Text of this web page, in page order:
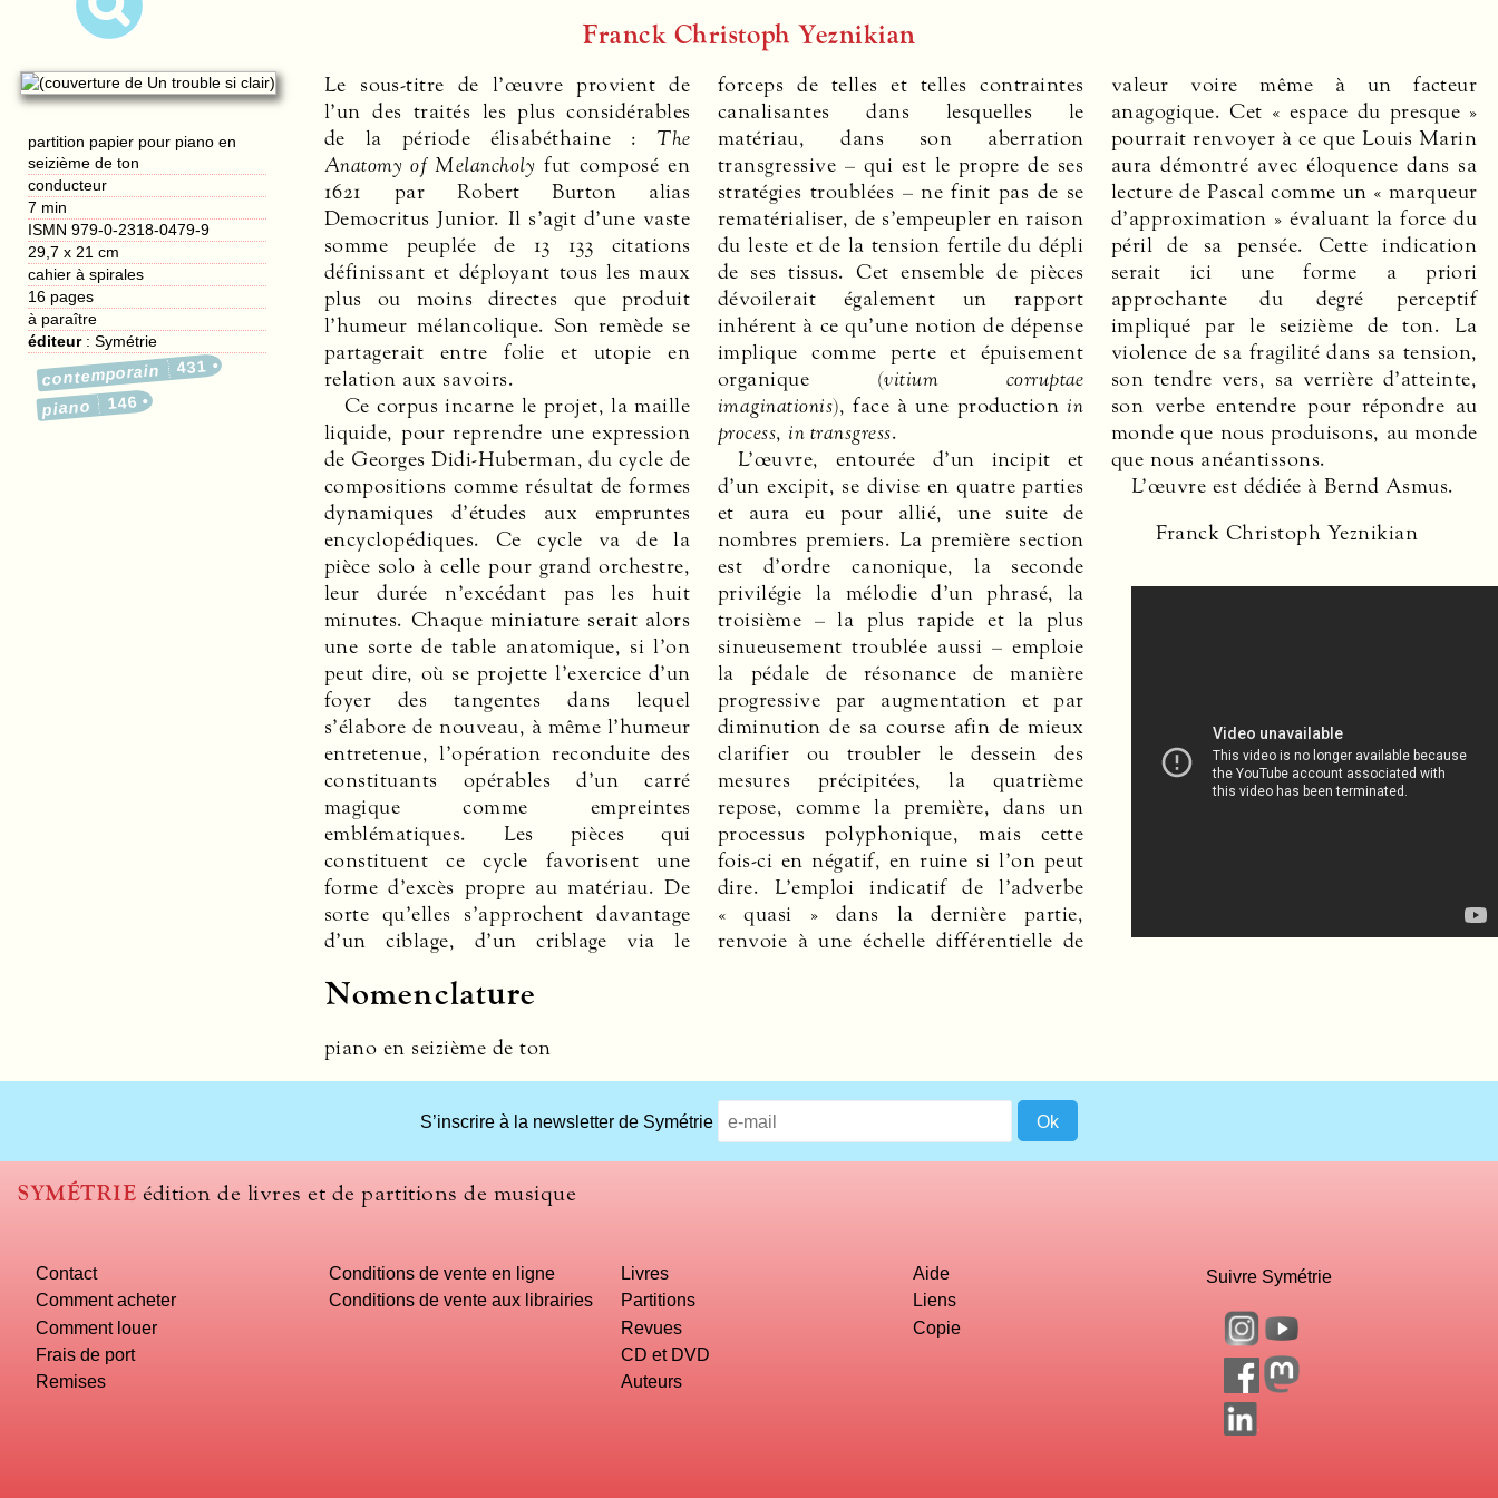
Franck Christoph Yeznikian
partition papier pour piano en
seizième de ton
conducteur
7 min
ISMN 979-0-2318-0479-9
29,7 x 21 cm
cahier à spirales
16 pages
à paraître
éditeur:Symétrie
contemporain 431
piano 146
Le sous-titre de l’œuvre provient de
l’un des traités les plus considérables
de la période élisabéthaine :The
Anatomy of Melancholy fut composé en
1621 par Robert Burton alias
Democritus Junior. Il s’agit d’une vaste
somme peuplée de 13 133 citations
définissant et déployant tous les maux
plus ou moins directes que produit
l’humeur mélancolique. Son remède se
partagerait entre folie et utopie en
relation aux savoirs.
Ce corpus incarne le projet, la maille
liquide, pour reprendre une expression
de Georges Didi-Huberman, du cycle de
compositions comme résultat de formes
dynamiques d’études aux empruntes
encyclopédiques. Ce cycle va de la
pièce solo à celle pour grand orchestre,
leur durée n’excédant pas les huit
minutes. Chaque miniature serait alors
une sorte de table anatomique, si l’on
peut dire, où se projette l’exercice d’un
foyer des tangentes dans lequel
s’élabore de nouveau, à même l’humeur
entretenue, l’opération reconduite des
constituants opérables d’un carré
magique comme empreintes
emblématiques. Les pièces qui
constituent ce cycle favorisent une
forme d’excès propre au matériau. De
sorte qu’elles s’approchent davantage
d’un ciblage, d’un criblage via le
forceps de telles et telles contraintes
canalisantes dans lesquelles le
matériau, dans son aberration
transgressive – qui est le propre de ses
stratégies troublées – ne finit pas de se
rematérialiser, de s’empeupler en raison
du leste et de la tension fertile du dépli
de ses tissus. Cet ensemble de pièces
dévoilerait également un rapport
inhérent à ce qu’une notion de dépense
implique comme perte et épuisement
organique (vitium corruptae
imaginationis), face à une productionin
process,in transgress.
L’œuvre, entourée d’un incipit et
d’un excipit, se divise en quatre parties
et aura eu pour allié, une suite de
nombres premiers. La première section
est d’ordre canonique, la seconde
privilégie la mélodie d’un phrasé, la
troisième – la plus rapide et la plus
sinueusement troublée aussi – emploie
la pédale de résonance de manière
progressive par augmentation et par
diminution de sa course afin de mieux
clarifier ou troubler le dessein des
mesures précipitées, la quatrième
repose, comme la première, dans un
processus polyphonique, mais cette
fois-ci en négatif, en ruine si l’on peut
dire. L’emploi indicatif de l’adverbe
« quasi » dans la dernière partie,
renvoie à une échelle différentielle de
valeur voire même à un facteur
anagogique. Cet « espace du presque »
pourrait renvoyer à ce que Louis Marin
aura démontré avec éloquence dans sa
lecture de Pascal comme un « marqueur
d’approximation » évaluant la force du
péril de sa pensée. Cette indication
serait ici une forme a priori
approchante du degré perceptif
impliqué par le seizième de ton. La
violence de sa fragilité dans sa tension,
son tendre vers, sa verrière d’atteinte,
son verbe entendre pour répondre au
monde que nous produisons, au monde
que nous anéantissons.
L’œuvre est dédiée à Bernd Asmus.
Franck Christoph Yeznikian
Nomenclature
piano en seizième de ton
should
we
use
you
computer?
S’inscrire à la newsletter de Symétrie
SYMÉTRIE édition de livres et de partitions de musique
Contact
Comment acheter
Comment louer
Frais de port
Remises
Conditions de vente en ligne
Conditions de vente aux librairies
Livres
Partitions
Revues
CD et DVD
Auteurs
Aide
Liens
Copie
Suivre Symétrie